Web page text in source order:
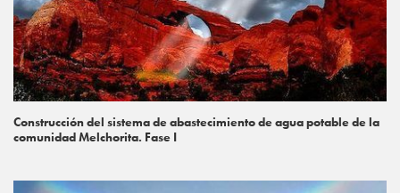
Construcción del sistema de abastecimiento de agua potable de la
comunidad Melchorita. Fase I